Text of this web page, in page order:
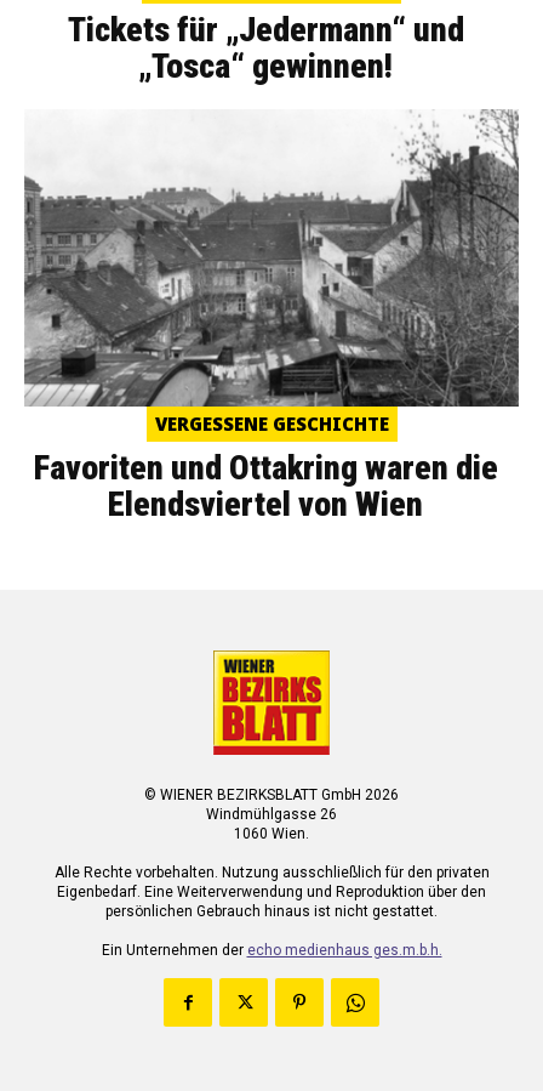
Tickets für „Jedermann“ und
„Tosca“ gewinnen!
VERGESSENE GESCHICHTE
Favoriten und Ottakring waren die
Elendsviertel von Wien
© WIENER BEZIRKSBLATT GmbH 2026
Windmühlgasse 26
1060 Wien.
Alle Rechte vorbehalten. Nutzung ausschließlich für den privaten
Eigenbedarf. Eine Weiterverwendung und Reproduktion über den
persönlichen Gebrauch hinaus ist nicht gestattet.
Ein Unternehmen der echo medienhaus ges.m.b.h.